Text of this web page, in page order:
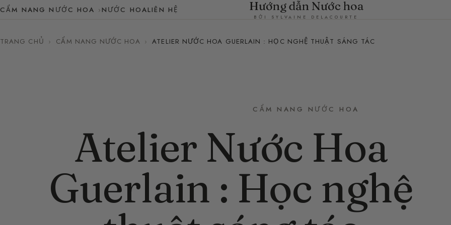
CẨM NANG NƯỚC HOA NƯỚC HOALIÊN HỆ Hướng dẫn Nước hoa
BỞI SYLVAINE DELACOURTE
TRANG CHỦ › CẨM NANG NƯỚC HOA › ATELIER NƯỚC HOA GUERLAIN : HỌC NGHỆ THUẬT SÁNG TÁC
CẨM NANG NƯỚC HOA
Atelier Nước Hoa
Guerlain : Học nghệ